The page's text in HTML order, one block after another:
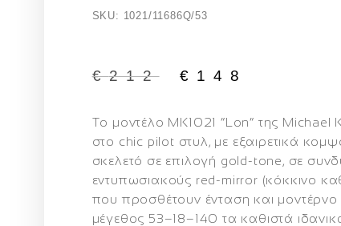
SKU: 1021/11686Q/53
€212 € 148
Το μοντέλο MK1021 “Lon” της Michael
στο chic pilot στυλ, με εξαιρετικά
σκελετό σε επιλογή gold-tone, σε
εντυπωσιακούς red-mirror (κόκκινο
που προσθέτουν ένταση και
μέγεθος 53–18–140 τα καθιστά